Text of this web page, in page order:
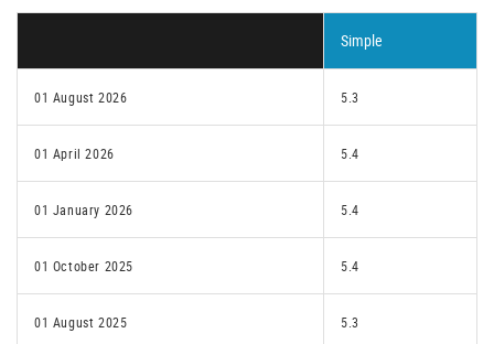
Simple
01 August 2026 5.3
01 April 2026 5.4
01 January 2026 5.4
01 October 2025 5.4
01 August 2025 5.3